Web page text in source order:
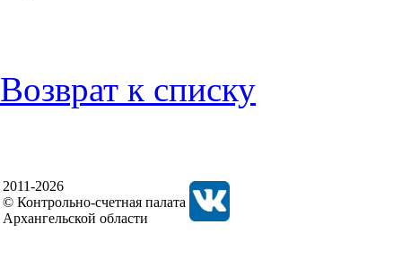
Возврат к списку
2011-2026
© Контрольно-счетная палата
Архангельской области